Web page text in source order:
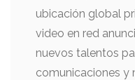
ubicación global
video en red
nuevos talentos
comunicaciones y